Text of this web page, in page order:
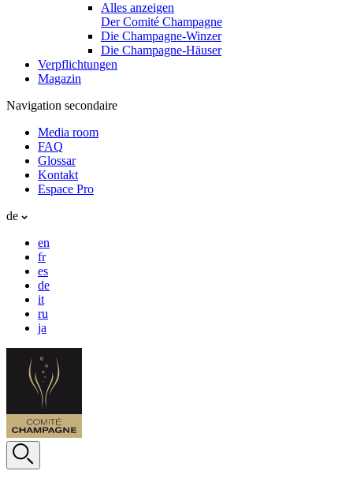
Alles anzeigen
Der Comité Champagne
Die Champagne-Winzer
Die Champagne-Häuser
Verpflichtungen
Magazin
Navigation secondaire
Media room
FAQ
Glossar
Kontakt
Espace Pro
de
en
fr
es
de
it
ru
ja